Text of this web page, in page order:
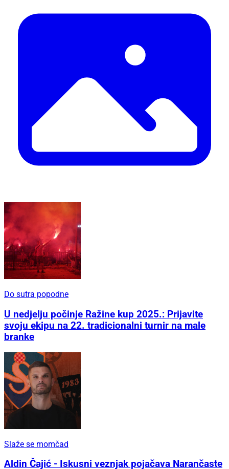
Do sutra popodne
U nedjelju počinje Ražine kup 2025.: Prijavite
svoju ekipu na 22. tradicionalni turnir na male
branke
Slaže se momčad
Aldin Čajić - Iskusni veznjak pojačava Narančaste